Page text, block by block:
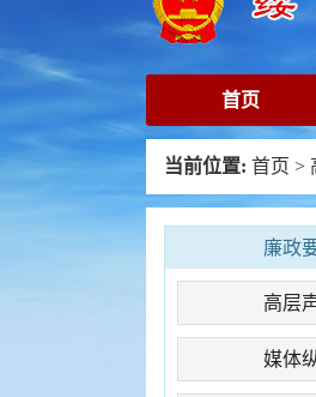
首页
下载专区
当前位置: 首页 >
廉政
高层
媒体